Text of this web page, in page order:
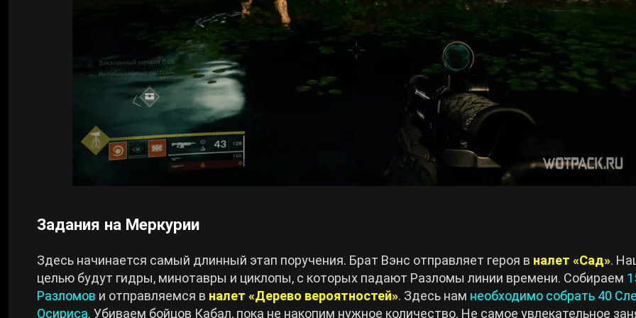
Задания на Меркурии
Здесь начинается самый длинный этап поручения. Брат Вэнс отправляет героя в налет «Сад».
целью будут гидры, минотавры и циклопы, с которых падают Разломы линии времени. Собираем
Разломов и отправляемся в налет «Дерево вероятностей». Здесь нам необходимо собрать 40
Осириса. Убиваем бойцов Кабал, пока не накопим нужное количество. Не самое увлекательное